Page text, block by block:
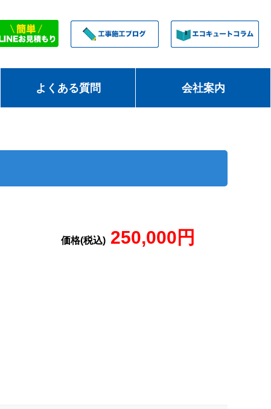
よくある質問 会社案内
価格(税込)250,000円